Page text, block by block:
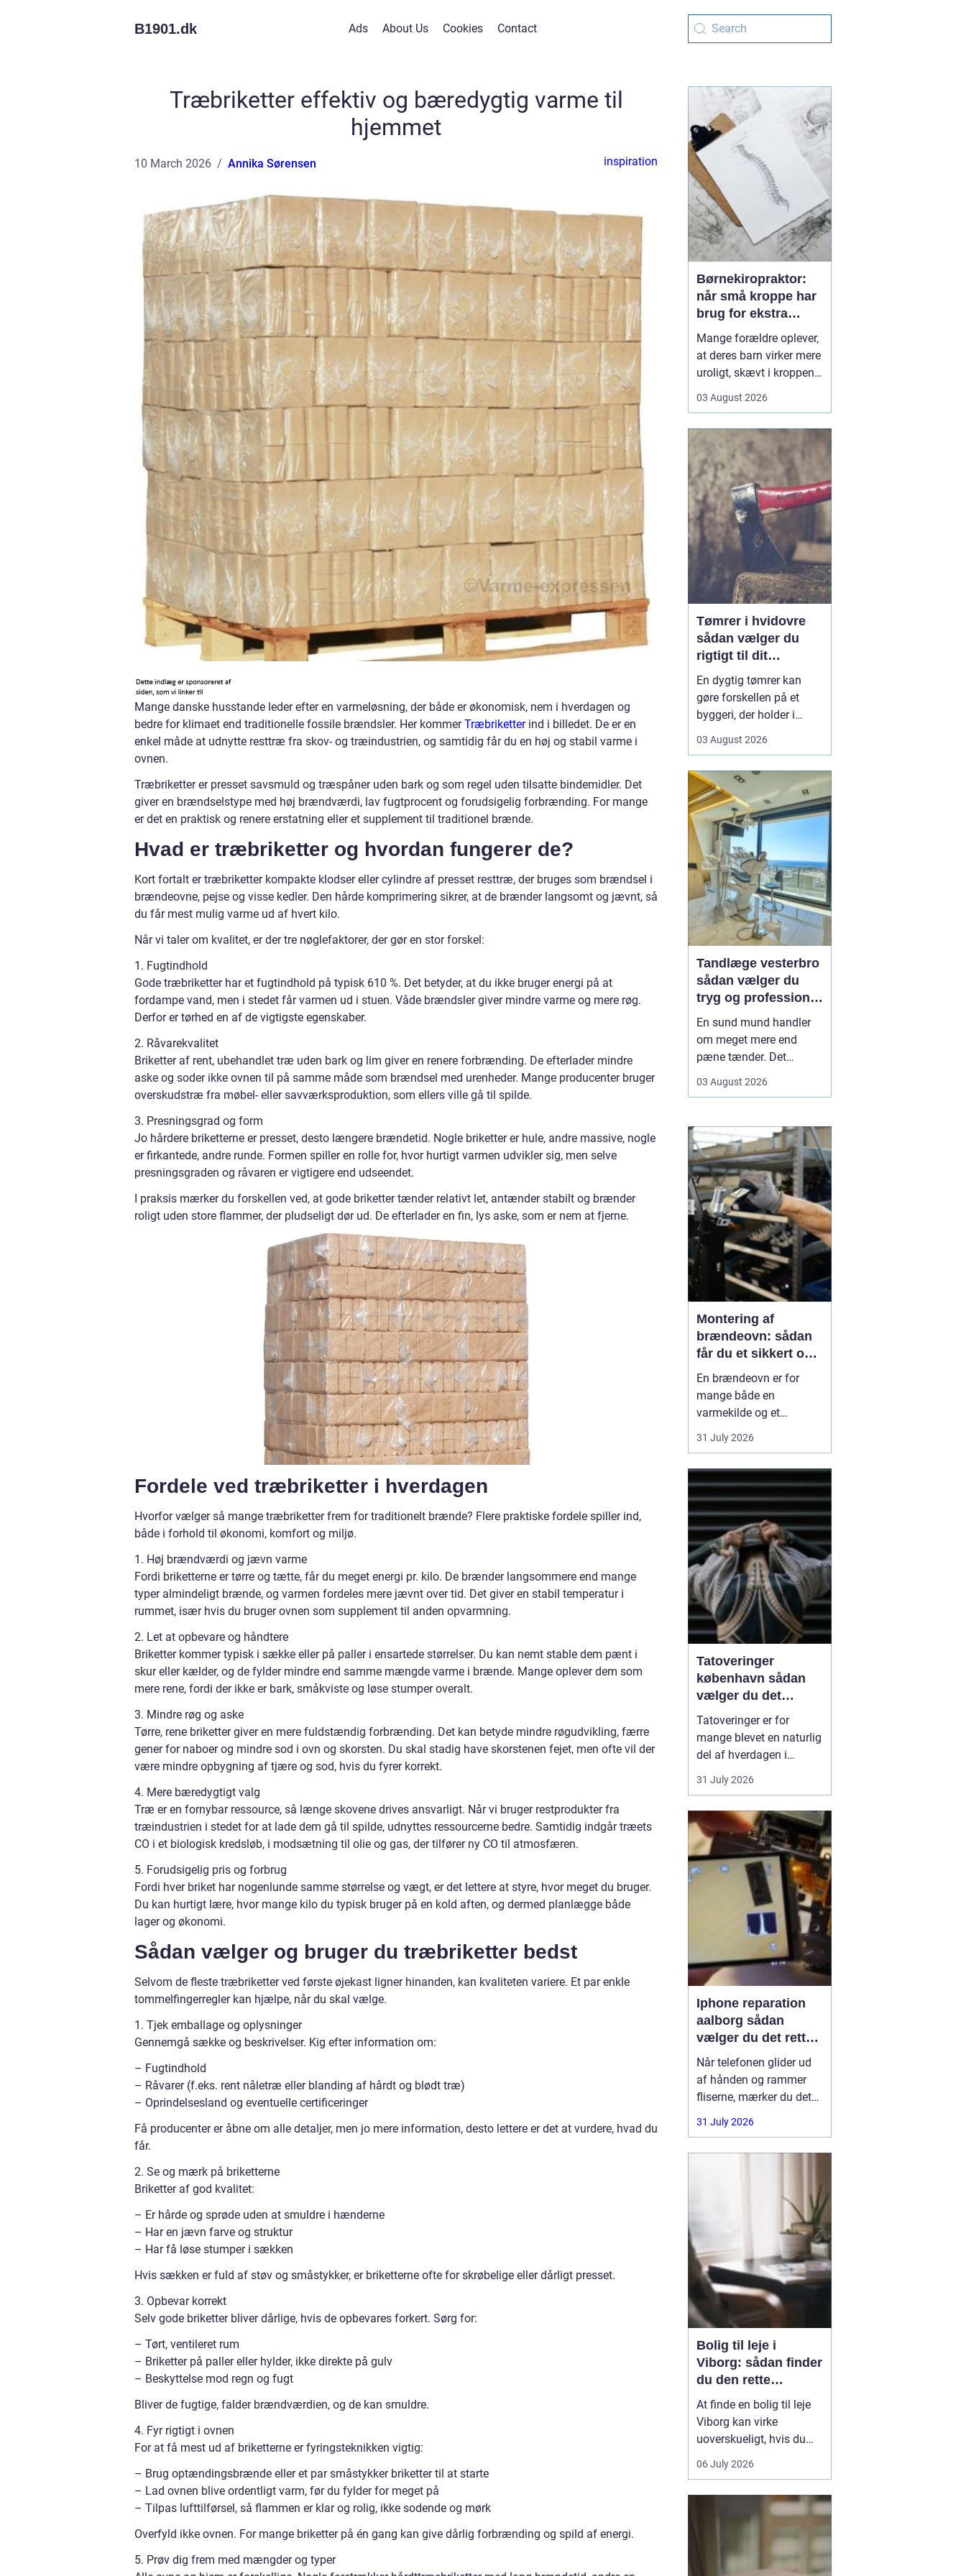
B1901.dk Ads About Us Cookies Contact
Træbriketter effektiv og bæredygtig varme til
hjemmet
10 March 2026 Annika Sørensen inspiration
Mange danske husstande leder efter en varmeløsning, der både er økonomisk, nem i hverdagen og
bedre for klimaet end traditionelle fossile brændsler. Her kommerTræbriketterind i billedet. De er en
enkel måde at udnytte resttræ fra skov- og træindustrien, og samtidig får du en høj og stabil varme i
ovnen.
Træbriketter er presset savsmuld og træspåner uden bark og som regel uden tilsatte bindemidler. Det
giver en brændselstype med høj brændværdi, lav fugtprocent og forudsigelig forbrænding. For mange
er det en praktisk og renere erstatning eller et supplement til traditionel brænde.
Hvad er træbriketter og hvordan fungerer de?
Kort fortalt er træbriketter kompakte klodser eller cylindre af presset resttræ, der bruges som brændsel i
brændeovne, pejse og visse kedler. Den hårde komprimering sikrer, at de brænder langsomt og jævnt, så
du får mest mulig varme ud af hvert kilo.
Når vi taler om kvalitet, er der tre nøglefaktorer, der gør en stor forskel:
1. Fugtindhold
Gode træbriketter har et fugtindhold på typisk 610 %. Det betyder, at du ikke bruger energi på at
fordampe vand, men i stedet får varmen ud i stuen. Våde brændsler giver mindre varme og mere røg.
Derfor er tørhed en af de vigtigste egenskaber.
2. Råvarekvalitet
Briketter af rent, ubehandlet træ uden bark og lim giver en renere forbrænding. De efterlader mindre
aske og soder ikke ovnen til på samme måde som brændsel med urenheder. Mange producenter bruger
overskudstræ fra møbel- eller savværksproduktion, som ellers ville gå til spilde.
3. Presningsgrad og form
Jo hårdere briketterne er presset, desto længere brændetid. Nogle briketter er hule, andre massive, nogle
er firkantede, andre runde. Formen spiller en rolle for, hvor hurtigt varmen udvikler sig, men selve
presningsgraden og råvaren er vigtigere end udseendet.
I praksis mærker du forskellen ved, at gode briketter tænder relativt let, antænder stabilt og brænder
roligt uden store flammer, der pludseligt dør ud. De efterlader en fin, lys aske, som er nem at fjerne.
Fordele ved træbriketter i hverdagen
Hvorfor vælger så mange træbriketter frem for traditionelt brænde? Flere praktiske fordele spiller ind,
både i forhold til økonomi, komfort og miljø.
1. Høj brændværdi og jævn varme
Fordi briketterne er tørre og tætte, får du meget energi pr. kilo. De brænder langsommere end mange
typer almindeligt brænde, og varmen fordeles mere jævnt over tid. Det giver en stabil temperatur i
rummet, især hvis du bruger ovnen som supplement til anden opvarmning.
2. Let at opbevare og håndtere
Briketter kommer typisk i sække eller på paller i ensartede størrelser. Du kan nemt stable dem pænt i
skur eller kælder, og de fylder mindre end samme mængde varme i brænde. Mange oplever dem som
mere rene, fordi der ikke er bark, småkviste og løse stumper overalt.
3. Mindre røg og aske
Tørre, rene briketter giver en mere fuldstændig forbrænding. Det kan betyde mindre røgudvikling, færre
gener for naboer og mindre sod i ovn og skorsten. Du skal stadig have skorstenen fejet, men ofte vil der
være mindre opbygning af tjære og sod, hvis du fyrer korrekt.
4. Mere bæredygtigt valg
Træ er en fornybar ressource, så længe skovene drives ansvarligt. Når vi bruger restprodukter fra
træindustrien i stedet for at lade dem gå til spilde, udnyttes ressourcerne bedre. Samtidig indgår træets
CO i et biologisk kredsløb, i modsætning til olie og gas, der tilfører ny CO til atmosfæren.
5. Forudsigelig pris og forbrug
Fordi hver briket har nogenlunde samme størrelse og vægt, er det lettere at styre, hvor meget du bruger.
Du kan hurtigt lære, hvor mange kilo du typisk bruger på en kold aften, og dermed planlægge både
lager og økonomi.
Sådan vælger og bruger du træbriketter bedst
Selvom de fleste træbriketter ved første øjekast ligner hinanden, kan kvaliteten variere. Et par enkle
tommelfingerregler kan hjælpe, når du skal vælge.
1. Tjek emballage og oplysninger
Gennemgå sække og beskrivelser. Kig efter information om:
– Fugtindhold
– Råvarer (f.eks. rent nåletræ eller blanding af hårdt og blødt træ)
– Oprindelsesland og eventuelle certificeringer
Få producenter er åbne om alle detaljer, men jo mere information, desto lettere er det at vurdere, hvad du
får.
2. Se og mærk på briketterne
Briketter af god kvalitet:
– Er hårde og sprøde uden at smuldre i hænderne
– Har en jævn farve og struktur
– Har få løse stumper i sækken
Hvis sækken er fuld af støv og småstykker, er briketterne ofte for skrøbelige eller dårligt presset.
3. Opbevar korrekt
Selv gode briketter bliver dårlige, hvis de opbevares forkert. Sørg for:
– Tørt, ventileret rum
– Briketter på paller eller hylder, ikke direkte på gulv
– Beskyttelse mod regn og fugt
Bliver de fugtige, falder brændværdien, og de kan smuldre.
4. Fyr rigtigt i ovnen
For at få mest ud af briketterne er fyringsteknikken vigtig:
– Brug optændingsbrænde eller et par småstykker briketter til at starte
– Lad ovnen blive ordentligt varm, før du fylder for meget på
– Tilpas lufttilførsel, så flammen er klar og rolig, ikke sodende og mørk
Overfyld ikke ovnen. For mange briketter på én gang kan give dårlig forbrænding og spild af energi.
5. Prøv dig frem med mængder og typer
Børnekiropraktor:
når små kroppe har
brug for ekstra
opmærksomhed
Mange forældre oplever,
at deres barn virker mere
uroligt, skævt i kroppen
uden at der er en klar
børnekiropraktor være en
mulighed. En kiropraktor
med særlig erfaring i...
03 August 2026
Tømrer i hvidovre
sådan vælger du
rigtigt til dit
byggeprojekt
En dygtig tømrer kan
gøre forskellen på et
byggeri, der holder i
giver dig problemer igen
efter en tømrer i
Hvidovre, handler det
derfor ikke kun om pris.
Det handler om kvalitet,
tryghed og gode løsni...
03 August 2026
Tandlæge vesterbro
sådan vælger du
tryg og professionel
tandpleje
En sund mund handler
om meget mere end
pæne tænder. Det
hverdag, din selvtillid og
duleder efter tandlæge
vesterbro, møder du
derfor mange
valgmuligheder m...
03 August 2026
Montering af
brændeovn: sådan
får du et sikkert og
smukt resultat
En brændeovn er for
mange både en
varmekilde og et
samlingspunkt i
hjemmet. Flammerne
mærkes i hele rummet.
Men montering af
brændeovn er ikke noget,
man bør kaste sig ud i
uden viden og
planl&ae...
31 July 2026
Tatoveringer
københavn sådan
vælger du det
rigtige studie
Tatoveringer er for
mange blevet en naturlig
del af hverdagen i
København. Byen er fyldt
med dygtige artister,
moderne tatovørbutikker,
hvor stilarter og udtryk
spænder vidt. Når man
søger efter ...
31 July 2026
Iphone reparation
aalborg sådan
vælger du det rette
værksted
Når telefonen glider ud
af hånden og rammer
fliserne, mærker du det
med det samme.
Skærmen splintrer, lyden
mobilen helt central i
både arbejde, studie og
31 July 2026
Bolig til leje i
Viborg: sådan finder
du den rette
lejlighed
At finde en bolig til leje
Viborg kan virke
uoverskueligt, hvis du
ikke kender byen eller det
lokale boligmarked. Der
priserne varierer, og
områderne har hver
deres særpræg. Med en
klar plan, lidt viden om
06 July 2026